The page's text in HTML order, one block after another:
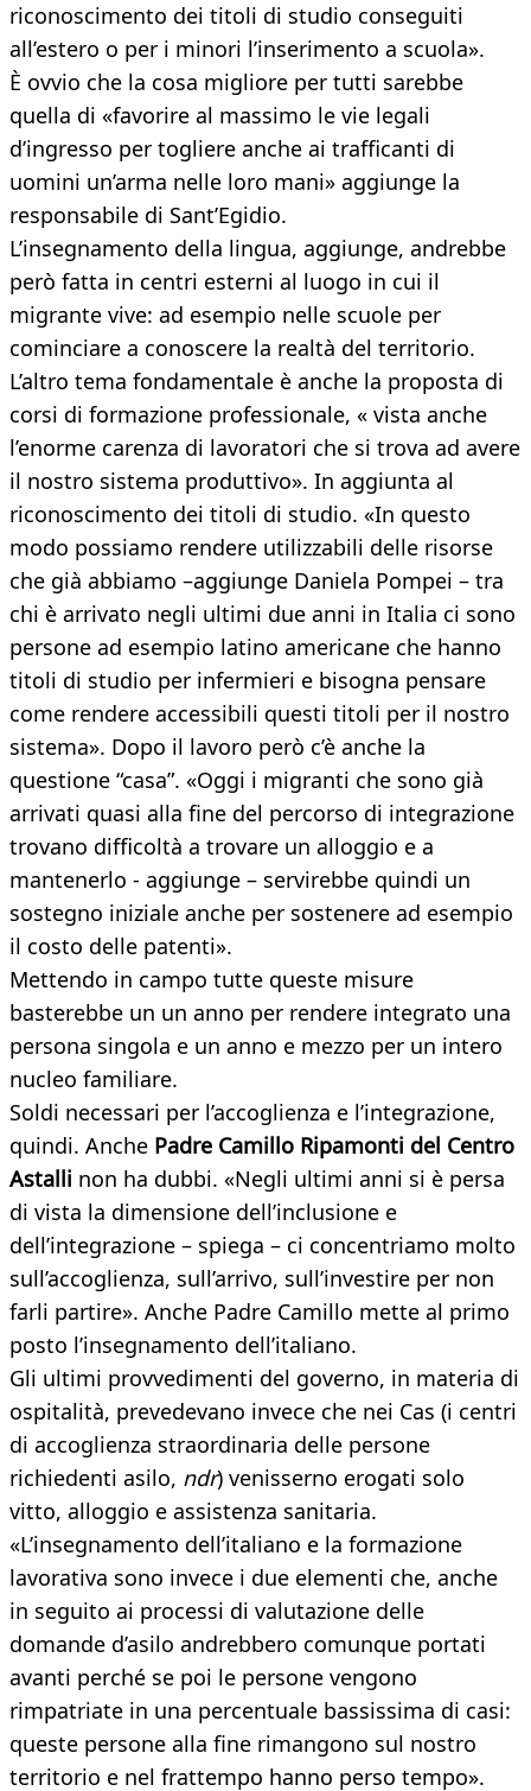
riconoscimento dei titoli di studio conseguiti
all’estero o per i minori l’inserimento a scuola».
È ovvio che la cosa migliore per tutti sarebbe
quella di «favorire al massimo le vie legali
d’ingresso per togliere anche ai trafficanti di
uomini un’arma nelle loro mani» aggiunge la
responsabile di Sant’Egidio.
L’insegnamento della lingua, aggiunge, andrebbe
però fatta in centri esterni al luogo in cui il
migrante vive: ad esempio nelle scuole per
cominciare a conoscere la realtà del territorio.
L’altro tema fondamentale è anche la proposta di
corsi di formazione professionale, « vista anche
l’enorme carenza di lavoratori che si trova ad avere
il nostro sistema produttivo». In aggiunta al
riconoscimento dei titoli di studio. «In questo
modo possiamo rendere utilizzabili delle risorse
che già abbiamo –aggiunge Daniela Pompei – tra
chi è arrivato negli ultimi due anni in Italia ci sono
persone ad esempio latino americane che hanno
titoli di studio per infermieri e bisogna pensare
come rendere accessibili questi titoli per il nostro
sistema». Dopo il lavoro però c’è anche la
questione “casa”. «Oggi i migranti che sono già
arrivati quasi alla fine del percorso di integrazione
trovano difficoltà a trovare un alloggio e a
mantenerlo - aggiunge – servirebbe quindi un
sostegno iniziale anche per sostenere ad esempio
il costo delle patenti».
Mettendo in campo tutte queste misure
basterebbe un un anno per rendere integrato una
persona singola e un anno e mezzo per un intero
nucleo familiare.
Soldi necessari per l’accoglienza e l’integrazione,
quindi. Anche Padre Camillo Ripamonti del Centro
Astalli non ha dubbi. «Negli ultimi anni si è persa
di vista la dimensione dell’inclusione e
dell’integrazione – spiega – ci concentriamo molto
sull’accoglienza, sull’arrivo, sull’investire per non
farli partire». Anche Padre Camillo mette al primo
posto l’insegnamento dell’italiano.
Gli ultimi provvedimenti del governo, in materia di
ospitalità, prevedevano invece che nei Cas (i centri
di accoglienza straordinaria delle persone
richiedenti asilo, ndr) venisserno erogati solo
vitto, alloggio e assistenza sanitaria.
«L’insegnamento dell’italiano e la formazione
lavorativa sono invece i due elementi che, anche
in seguito ai processi di valutazione delle
domande d’asilo andrebbero comunque portati
avanti perché se poi le persone vengono
rimpatriate in una percentuale bassissima di casi:
queste persone alla fine rimangono sul nostro
territorio e nel frattempo hanno perso tempo».